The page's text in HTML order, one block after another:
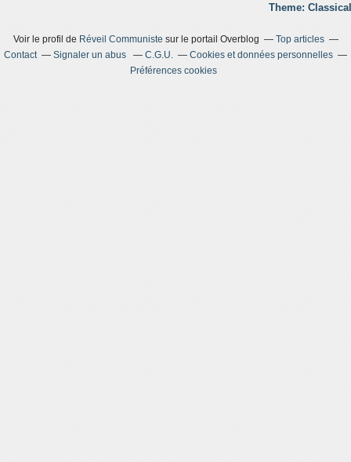
Theme:
Voir le profil de Réveil Communiste sur le portail Overblog
Top articles
Contact
Signaler un abus C.G.U.
Cookies et données personnelles
Préférences cookies